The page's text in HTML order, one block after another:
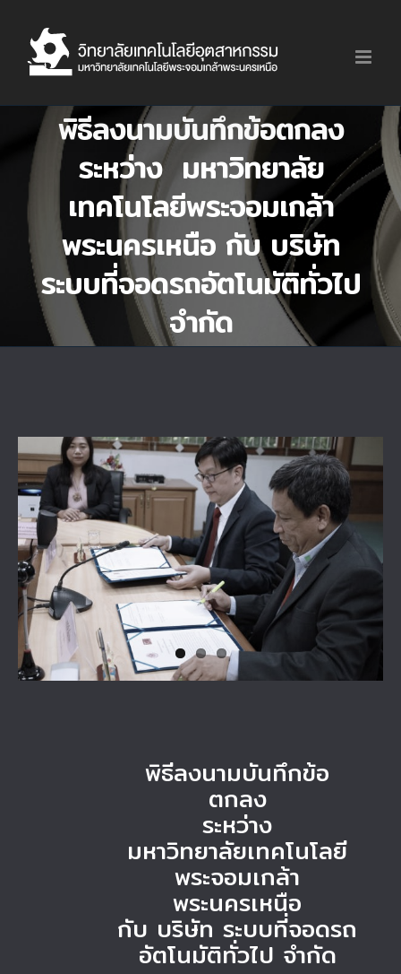
content
พิธีลงนามบันทึกข้อตกลง
ระหว่าง มหาวิทยาลัย
เทคโนโลยีพระจอมเกล้า
พระนครเหนือ กับ บริษัท
ระบบที่จอดรถอัตโนมัติทั่วไป
จำกัด
View
Larger
Image
พิธีลงนามบันทึกข้อ
ตกลง
ระหว่าง
มหาวิทยาลัยเทคโนโลยี
พระจอมเกล้า
พระนครเหนือ
กับ บริษัท ระบบที่จอดรถ
อัตโนมัติทั่วไป จำกัด